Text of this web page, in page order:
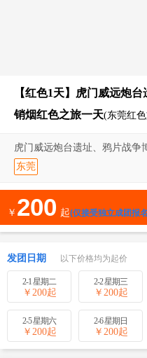
【红色1天】虎门威远炮
销烟红色之旅一天(东莞红
虎门威远炮台遗址、鸦片战争
东莞
￥ 200 起(仅接受独立成团报
发团日期 以下价格均为起价
2-1 星期二
￥ 200起
2-2 星期三
￥ 200起
2-5 星期六
￥ 200起
2-6 星期日
￥ 200起